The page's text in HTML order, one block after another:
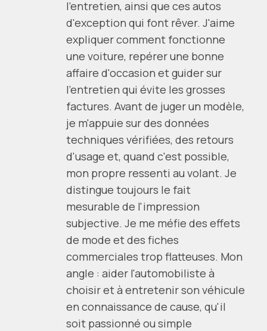
l'entretien, ainsi que ces autos
d'exception qui font rêver. J'aime
expliquer comment fonctionne
une voiture, repérer une bonne
affaire d'occasion et guider sur
l'entretien qui évite les grosses
factures. Avant de juger un modèle,
je m'appuie sur des données
techniques vérifiées, des retours
d'usage et, quand c'est possible,
mon propre ressenti au volant. Je
distingue toujours le fait
mesurable de l'impression
subjective. Je me méfie des effets
de mode et des fiches
commerciales trop flatteuses. Mon
angle : aider l'automobiliste à
choisir et à entretenir son véhicule
en connaissance de cause, qu'il
soit passionné ou simple